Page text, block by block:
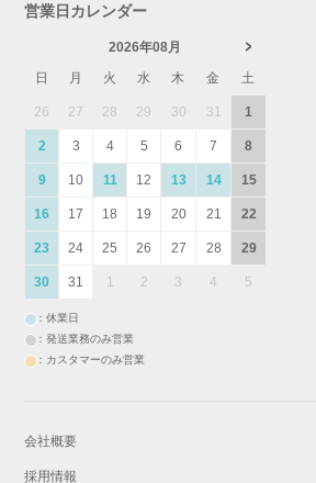
営業日カレンダー
2026年08月
日
月 火 水 木 金 土
26 27 28 29 30 31 1
2 3 4 5 6 7 8
9 10 11 12 13 14 15
16 17 18 19 20 21 22
23 24 25 26 27 28 29
30 31 1 2 3 4 5
：休業日
：発送業務のみ営業
：カスタマーのみ営業
会社概要
採用情報